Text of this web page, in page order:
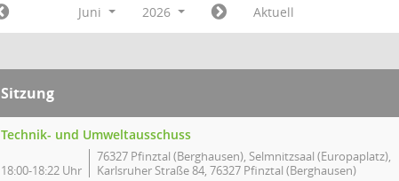
Juni 2026 Aktuell
Sitzung
Technik- und Umweltausschuss
18:00-18:22 Uhr
76327 Pfinztal (Berghausen), Selmnitzsaal (Europaplatz),
Karlsruher Straße 84, 76327 Pfinztal (Berghausen)